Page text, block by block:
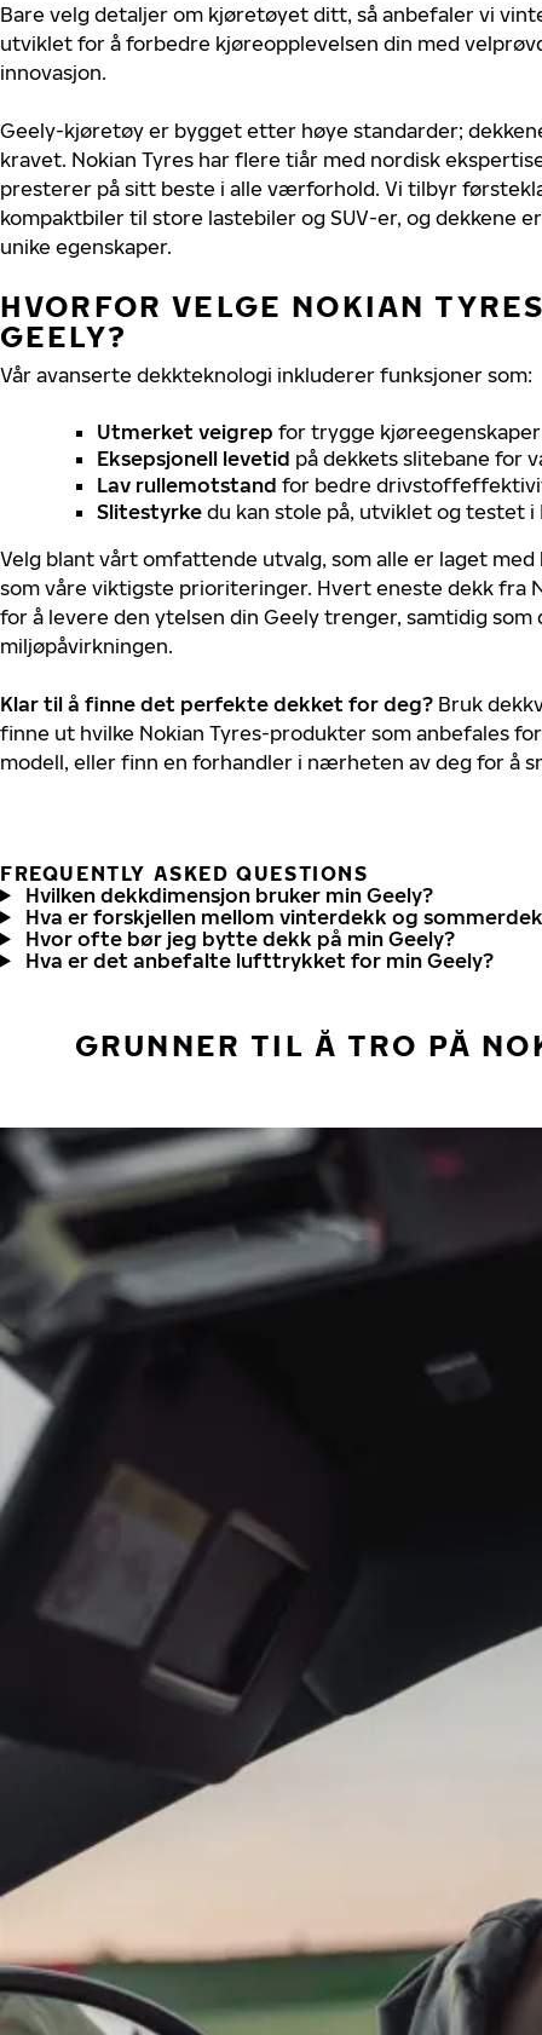
Bare velg detaljer om kjøretøyet ditt, så anbefaler vi
utviklet for å forbedre kjøreopplevelsen din med
innovasjon.
Geely-kjøretøy er bygget etter høye standarder;
kravet. Nokian Tyres har flere tiår med nordisk
presterer på sitt beste i alle værforhold. Vi tilbyr
kompaktbiler til store lastebiler og SUV-er, og dekkene
unike egenskaper.
HVORFOR VELGE NOKIAN
GEELY?
Vår avanserte dekkteknologi inkluderer funksjoner som:
Utmerket veigrep for trygge
Eksepsjonell levetid på dekkets slitebane for
Lav rullemotstand for bedre
Slitestyrke du kan stole på, utviklet og testet i
Velg blant vårt omfattende utvalg, som alle er laget
som våre viktigste prioriteringer. Hvert eneste dekk fra
for å levere den ytelsen din Geely trenger, samtidig som
miljøpåvirkningen.
Klar til å finne det perfekte dekket for deg? Bruk
finne ut hvilke Nokian Tyres-produkter som anbefales
modell, eller finn en forhandler i nærheten av deg for å
FREQUENTLY ASKED QUESTIONS
Hvilken dekkdimensjon bruker min Geely?
Hva er forskjellen mellom vinterdekk og
Hvor ofte bør jeg bytte dekk på min Geely?
Hva er det anbefalte lufttrykket for min Geely?
GRUNNER TIL Å TRO PÅ